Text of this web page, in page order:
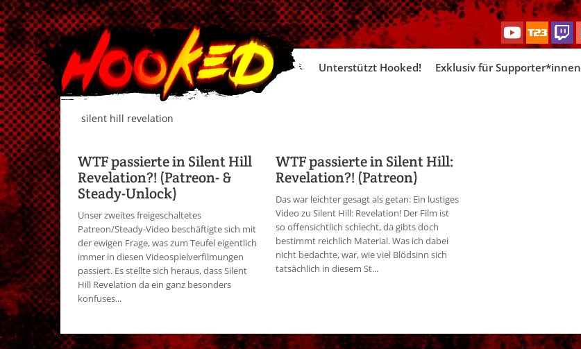
Skip
Unterstützt Hooked! Exklusiv für Supporter*innen
silent hill revelation
WTF passierte in Silent Hill
Revelation?! (Patreon- &
Steady-Unlock)
Unser zweites freigeschaltetes
Patreon/Steady-Video beschäftigte sich mit
der ewigen Frage, was zum Teufel eigentlich
immer in diesen Videospielverfilmungen
passiert. Es stellte sich heraus, dass Silent
Hill Revelation da ein ganz besonders
konfuses...
WTF passierte in Silent Hill:
Revelation?! (Patreon)
Das war leichter gesagt als getan: Ein lustiges
Video zu Silent Hill: Revelation! Der Film ist
so offensichtlich schlecht, da gibts doch
bestimmt reichlich Material. Was ich dabei
nicht bedachte, war, wie viel Blödsinn sich
tatsächlich in diesem St...